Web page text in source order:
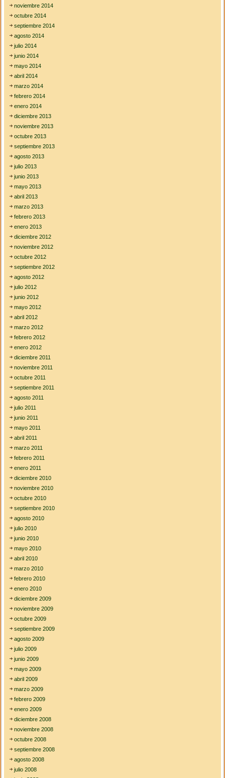
noviembre 2014
octubre 2014
septiembre 2014
agosto 2014
julio 2014
junio 2014
mayo 2014
abril 2014
marzo 2014
febrero 2014
enero 2014
diciembre 2013
noviembre 2013
octubre 2013
septiembre 2013
agosto 2013
julio 2013
junio 2013
mayo 2013
abril 2013
marzo 2013
febrero 2013
enero 2013
diciembre 2012
noviembre 2012
octubre 2012
septiembre 2012
agosto 2012
julio 2012
junio 2012
mayo 2012
abril 2012
marzo 2012
febrero 2012
enero 2012
diciembre 2011
noviembre 2011
octubre 2011
septiembre 2011
agosto 2011
julio 2011
junio 2011
mayo 2011
abril 2011
marzo 2011
febrero 2011
enero 2011
diciembre 2010
noviembre 2010
octubre 2010
septiembre 2010
agosto 2010
julio 2010
junio 2010
mayo 2010
abril 2010
marzo 2010
febrero 2010
enero 2010
diciembre 2009
noviembre 2009
octubre 2009
septiembre 2009
agosto 2009
julio 2009
junio 2009
mayo 2009
abril 2009
marzo 2009
febrero 2009
enero 2009
diciembre 2008
noviembre 2008
octubre 2008
septiembre 2008
agosto 2008
julio 2008